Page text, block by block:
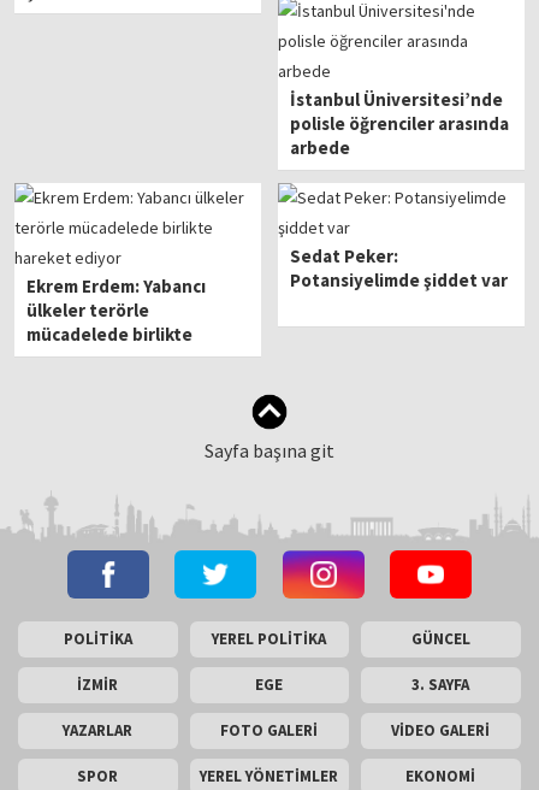
etmeyiz
İstanbul Üniversitesi’nde
polisle öğrenciler arasında
arbede
Ekrem Erdem: Yabancı
ülkeler terörle
mücadelede birlikte
hareket ediyor
Sedat Peker:
Potansiyelimde şiddet var
Sayfa başına git
POLİTİKA YEREL POLİTİKA GÜNCEL
İZMİR EGE 3. SAYFA
YAZARLAR FOTO GALERİ VİDEO GALERİ
SPOR YEREL YÖNETİMLER EKONOMİ